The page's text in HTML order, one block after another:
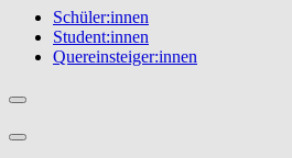
Schüler:innen
Student:innen
Quereinsteiger:innen